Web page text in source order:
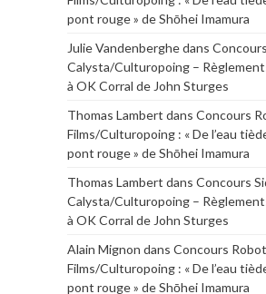
pont rouge » de Shōhei Imamura
Julie Vandenberghedans
Calysta/Culturopoing –
à OK Corral de John Sturges
Thomas Lambert dans Concours
Films/Culturopoing : « De l’eau
pont rouge » de Shōhei Imamura
Thomas Lambert dans Concours
Calysta/Culturopoing –
à OK Corral de John Sturges
Alain Mignon dans Concours
Films/Culturopoing : « De l’eau
pont rouge » de Shōhei Imamura